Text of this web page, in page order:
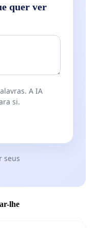
quer ver
A IA
si.
seus
lhe